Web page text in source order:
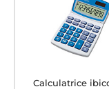
Calculatrice